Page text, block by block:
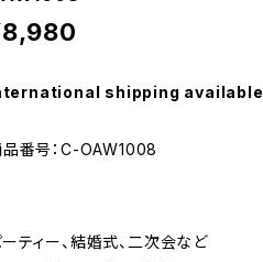
shipping available
品番号：C-OAW1008
ティー、結婚式、二次会など